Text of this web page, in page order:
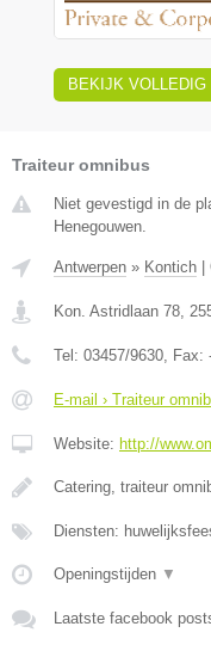
BEKIJK VOLLEDIG
Traiteur omnibus
Niet gevestigd in de
Henegouwen.
Antwerpen » Kontich |
Kon. Astridlaan 78
Tel: 03457/9630 , Fax:
E-mail › Traiteur
Website: http://
Catering, traiteur
Diensten:
Openingstijden ▼
Laatste facebook